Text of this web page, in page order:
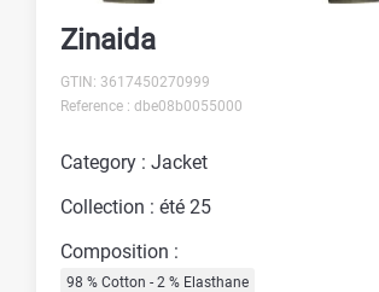
Zinaida
GTIN: 3617450270999
Reference : dbe08b0055000
Category : Jacket
Collection : été 25
Composition :
98 % Cotton - 2 % Elasthane